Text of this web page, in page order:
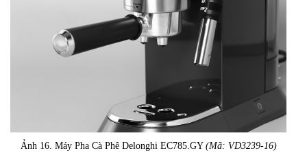
Ảnh 16. Máy Pha Cà Phê Delonghi EC785.GY (Mã: VD3239-16)